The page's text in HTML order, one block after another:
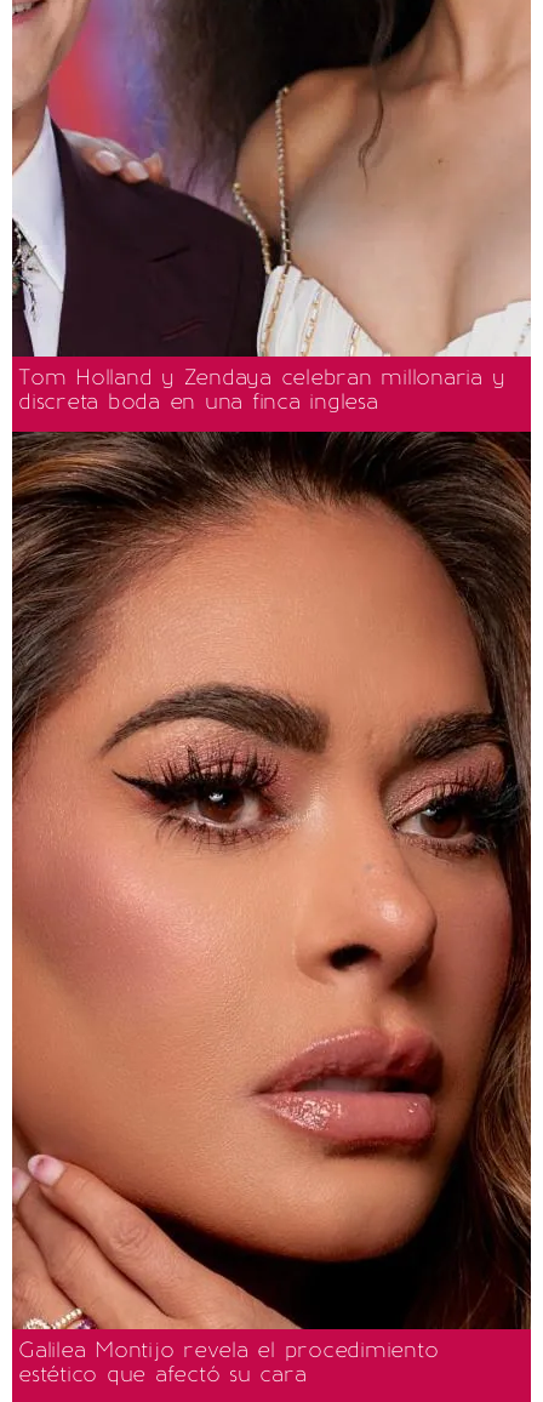
Tom Holland y Zendaya celebran millonaria y
discreta boda en una finca inglesa
Galilea Montijo revela el procedimiento
estético que afectó su cara